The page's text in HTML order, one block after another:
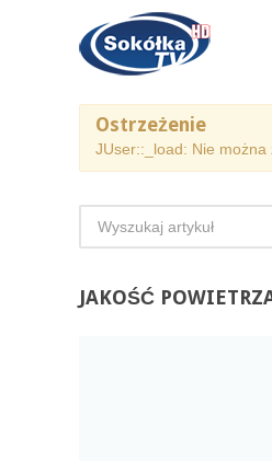
Ostrzeżenie
JUser::_load: Nie można
JAKOŚĆ